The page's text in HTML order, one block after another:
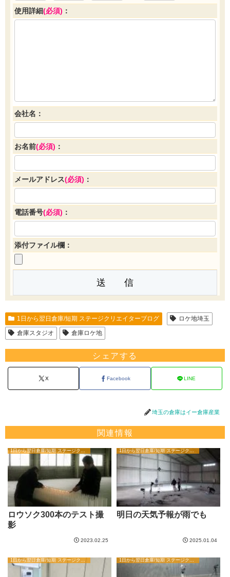
使用詳細(必須) ：
会社名：
お名前(必須) ：
メールアドレス(必須) ：
電話番号(必須) ：
添付ファイル欄：
1日から翌日倉庫/短期 ステージクリエイターブログ
ロケ地埼玉
倉庫スタジオ
倉庫ロケ地
シェアする
X Facebook LINE
埼玉の倉庫はイー倉庫産業
関連情報
1日から翌日倉庫/短期 ステージクリエイターブログ
ロウソク300本のテスト撮
影
2023.02.25
1日から翌日倉庫/短期 ステージクリエイターブログ
明日の天気予報が雨でも
2025.01.04